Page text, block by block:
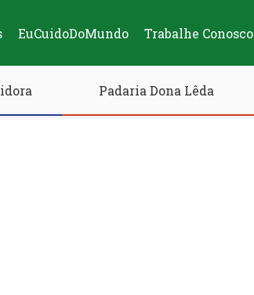
EuCuidoDoMundo Trabalhe Conosco
Padaria Dona Lêda